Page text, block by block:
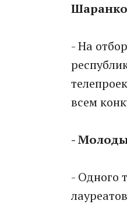
- На
всем
-
- Одного